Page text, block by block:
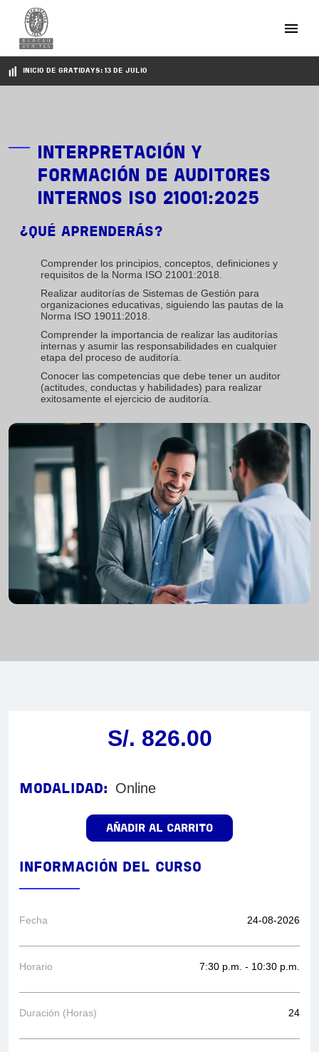
Pasar al contenido principal
INICIO DE GRATIDAYS: 13 DE JULIO
INTERPRETACIÓN Y
FORMACIÓN DE AUDITORES
INTERNOS ISO 21001:2025
¿QUÉ APRENDERÁS?
Comprender los principios, conceptos, definiciones y
requisitos de la Norma ISO 21001:2018.
Realizar auditorías de Sistemas de Gestión para
organizaciones educativas, siguiendo las pautas de la
Norma ISO 19011:2018.
Comprender la importancia de realizar las auditorías
internas y asumir las responsabilidades en cualquier
etapa del proceso de auditoría.
Conocer las competencias que debe tener un auditor
(actitudes, conductas y habilidades) para realizar
exitosamente el ejercicio de auditoría.
S/. 826.00
MODALIDAD: Online
INFORMACIÓN DEL CURSO
Fecha 24-08-2026
Horario 7:30 p.m. - 10:30 p.m.
Duración (Horas) 24